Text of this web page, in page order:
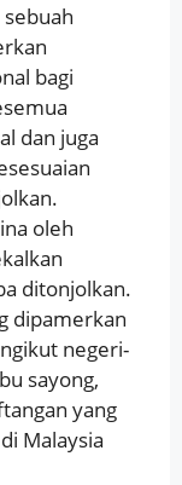
bagi
dan juga
oleh
ditonjolkan.
dipamerkan
negeri-
sayong,
yang
Malaysia